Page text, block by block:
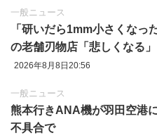
一般ニュース
「研いだら1mm小さくなっ
の老舗刃物店「悲しくなる」
2026年8月8日20:56
一般ニュース
熊本行きANA機が羽田空港
不具合で